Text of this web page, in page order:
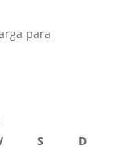
para
S
D